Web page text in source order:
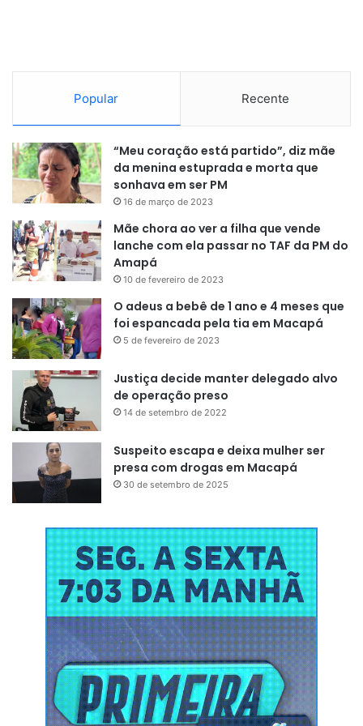
“O projeto terá, entre outros, dois
produtos: uma revista ilustrada e
um filme visando a difusão em
feiras e eventos voltados ao
turismo”, disse.
Participaram da expedição “1º River Tour e Trilha no rio
Araguari”, gestores das secretarias de Defesa Civil, de
Esporte, Lazer e Cultura da PMPG e o apoiador da
expedição, Luiz Rocha.
Em deliberação unanime, os participantes da expedição
batizaram Carol Monteiro“Embaixadora do Turismo e do
Popular Recente
“Meu coração está partido”, diz mãe
da menina estuprada e morta que
sonhava em ser PM
16 de março de 2023
Mãe chora ao ver a filha que vende
lanche com ela passar no TAF da PM do
Amapá
10 de fevereiro de 2023
O adeus a bebê de 1 ano e 4 meses que
foi espancada pela tia em Macapá
5 de fevereiro de 2023
Justiça decide manter delegado alvo
de operação preso
14 de setembro de 2022
Suspeito escapa e deixa mulher ser
presa com drogas em Macapá
30 de setembro de 2025